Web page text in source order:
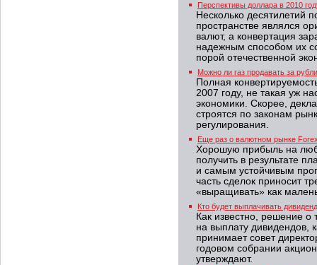
Перспективы доллара в 2010
Несколько десятилетий
пространстве являлся
валют, а конвертация
надежным способом их
порой отечественной
Можно ли газ продавать за
Полная
2007 году, не такая уж
экономики. Скорее,
строятся по законам
регулирования.
Еще раз о валютном рынке
Хорошую прибыль на
получить в результате
и самым устойчивым
часть сделок приносит
«выращивать» как
Кто будет выплачивать
Как известно, решение о
на выплату дивидендов,
принимает совет
годовом собрании
утверждают.